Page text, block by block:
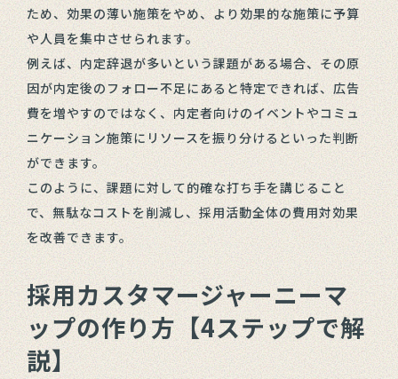
ため、効果の薄い施策をやめ、より効果的な施策に予算
や人員を集中させられます。
例えば、内定辞退が多いという課題がある場合、その原
因が内定後のフォロー不足にあると特定できれば、広告
費を増やすのではなく、内定者向けのイベントやコミュ
ニケーション施策にリソースを振り分けるといった判断
ができます。
このように、課題に対して的確な打ち手を講じること
で、無駄なコストを削減し、採用活動全体の費用対効果
を改善できます。
採用カスタマージャーニーマ
ップの作り方【4ステップで解
説】